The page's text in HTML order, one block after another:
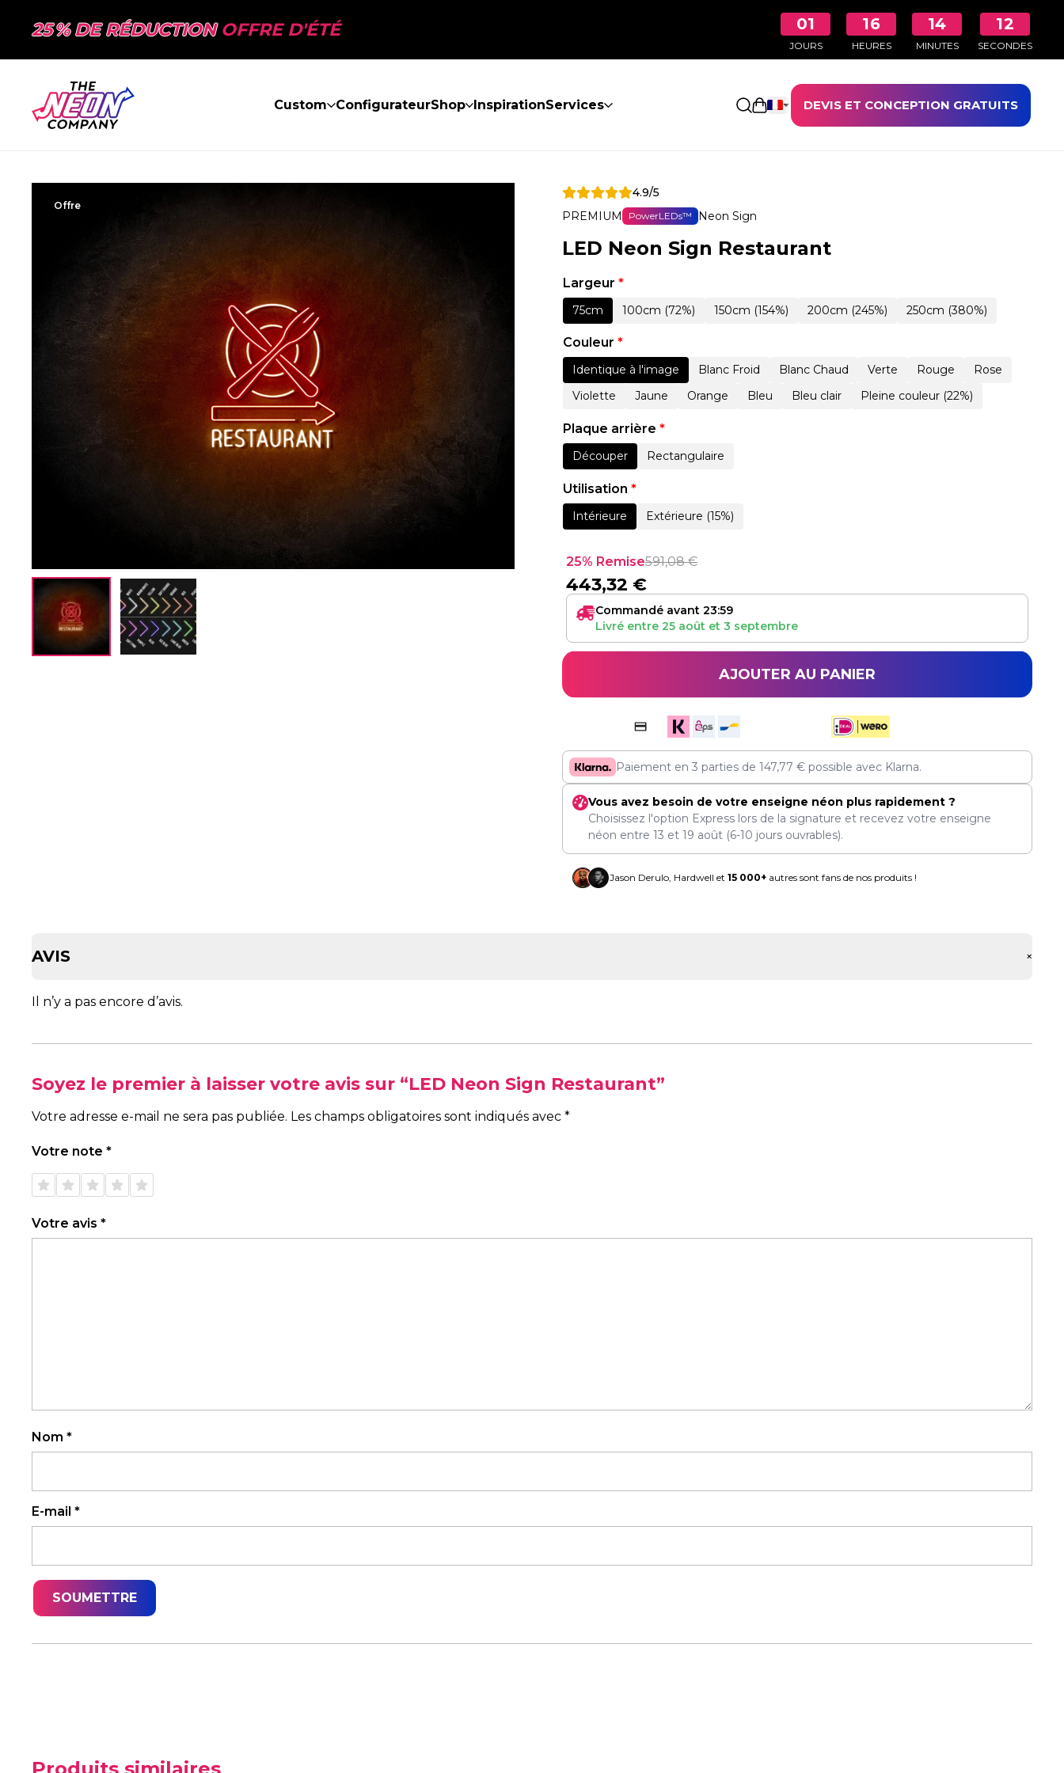
25 % DE RÉDUCTIONOFFRE D'ÉTÉ 01
JOURS
16
HEURES
14
MINUTES
11
SECONDES
Custom ConfigurateurShop InspirationServices Ouvrir le panierDEVIS ET CONCEPTION GRATUITS
Offre
4.9/5
PREMIUM
PowerLEDs™ Neon Sign
LED Neon Sign Restaurant
Largeur *
75cm 100cm (72%) 150cm (154%) 200cm (245%) 250cm (380%)
Couleur *
Identique à l'image Blanc Froid Blanc Chaud Verte Rouge
Rose
Violette
Jaune Orange Bleu Bleu clair Pleine couleur (22%)
Plaque arrière *
Découper Rectangulaire
Utilisation *
Intérieure Extérieure (15%)
25% Remise591,08€
443,32 €
Commandé avant 23:59
Livré entre 25 août et 3 septembre
AJOUTER AU PANIER
Paiement en 3 parties de147,77€ possible avec Klarna.
Vous avez besoin de votre enseigne néon plus rapidement ?
Choisissez l'option Express lors de la signature et recevez votre enseigne
néon entre 13 et 19 août(6-10 jours ouvrables).
Jason Derulo, Hardwell et 15 000+autres sont fans de nos produits !
AVIS +
Il n’y a pas encore d’avis.
Soyez le premier à laisser votre avis sur “LED Neon Sign Restaurant”
Votre adresse e-mail ne sera pas publiée. Les champs obligatoires sont indiqués avec *
Votre note *
1 étoile
sur 5
2 étoiles
sur 5
3 étoiles
sur 5
4 étoiles
sur 5
5 étoiles
sur 5
Votre avis *
Nom *
E-mail *